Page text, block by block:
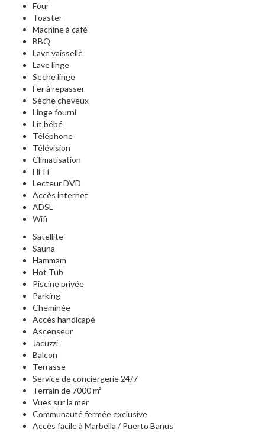
Four
Toaster
Machine à café
BBQ
Lave vaisselle
Lave linge
Seche linge
Fer à repasser
Sèche cheveux
Linge fourni
Lit bébé
Téléphone
Télévision
Climatisation
Hi-Fi
Lecteur DVD
Accès internet
ADSL
Wifi
Satellite
Sauna
Hammam
Hot Tub
Piscine privée
Parking
Cheminée
Accès handicapé
Ascenseur
Jacuzzi
Balcon
Terrasse
Service de conciergerie 24/7
Terrain de 7000 m²
Vues sur la mer
Communauté fermée exclusive
Accès facile à Marbella / Puerto Banus